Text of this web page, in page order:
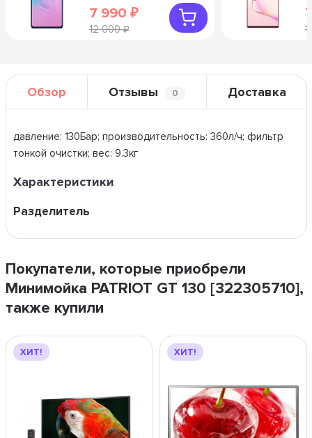
7 990 ₽
12 000₽
Обзор Отзывы 0 Доставка
давление: 130Бар; производительность: 360л/ч; фильтр
тонкой очистки; вес: 9.3кг
Характеристики
Разделитель
Покупатели, которые приобрели
Минимойка PATRIOT GT 130 [322305710],
также купили
ХИТ! ХИТ!